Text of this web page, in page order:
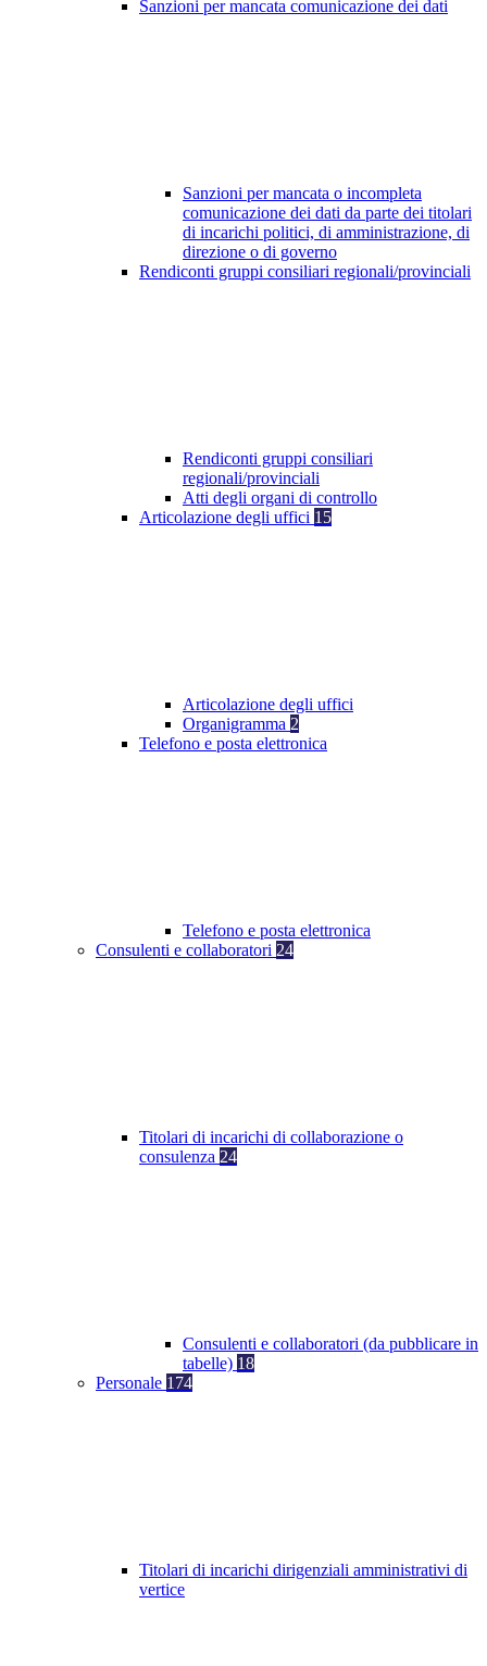
Sanzioni per mancata comunicazione dei dati
Sanzioni per mancata o incompleta
comunicazione dei dati da parte dei titolari
di incarichi politici, di amministrazione, di
direzione o di governo
Rendiconti gruppi consiliari regionali/provinciali
Rendiconti gruppi consiliari
regionali/provinciali
Atti degli organi di controllo
Articolazione degli uffici 15
Articolazione degli uffici
Organigramma 2
Telefono e posta elettronica
Telefono e posta elettronica
Consulenti e collaboratori 24
Titolari di incarichi di collaborazione o
consulenza 24
Consulenti e collaboratori (da pubblicare in
tabelle) 18
Personale 174
Titolari di incarichi dirigenziali amministrativi di
vertice